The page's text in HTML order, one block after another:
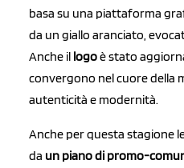
basa su una piattaforma
da un giallo aranciato,
Anche il logoè stato
convergono nel cuore della
autenticità e modernità.
Anche per questa stagione
da un piano di promo-